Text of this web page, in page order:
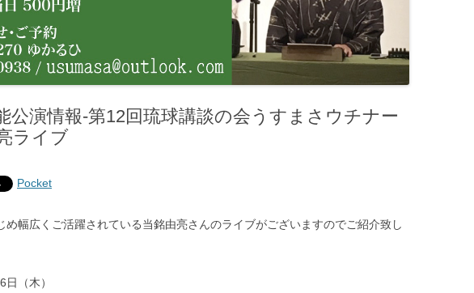
公演情報‐第12回琉球講談の会うすまさウチナー
ライブ
Pocket
め幅広くご活躍されている当銘由亮さんのライブがございますのでご紹介致し
（木）